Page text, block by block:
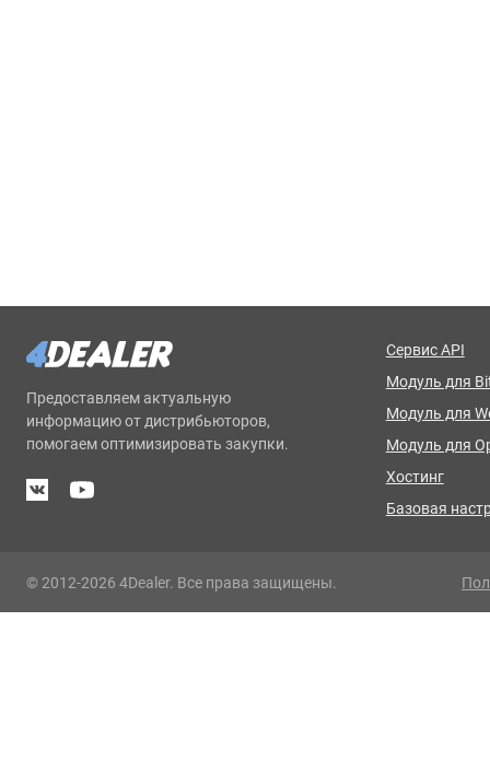
Предоставляем актуальную
информацию от дистрибьюторов,
помогаем оптимизировать закупки.
Сервис API
Модуль для
Модуль для
Модуль для
Хостинг
Базовая
© 2012-2026 4Dealer. Все права защищены.